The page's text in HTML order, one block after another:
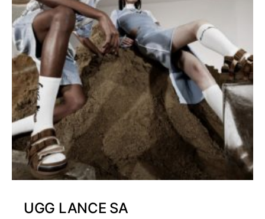
UGG LANCE SA